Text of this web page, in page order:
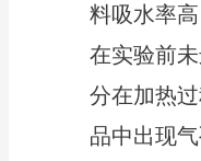
料吸水率
在实验前
分在加热
品中出现